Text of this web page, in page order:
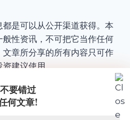
不要错过
何文章!
是可以从公开渠道获得。本
性资讯，不可把它当作任何
章所分享的所有内容只可作
建议使用。
内容信息与数据的准确性和完
保证。